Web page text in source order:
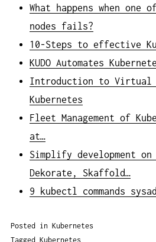
What happens when one
nodes fails?
10-Steps to effective
KUDO Automates
Introduction to Virtual
Kubernetes
Fleet Management of
at…
Simplify development
Dekorate, Skaffold…
9 kubectl commands
Posted in Kubernetes
Tagged Kubernetes